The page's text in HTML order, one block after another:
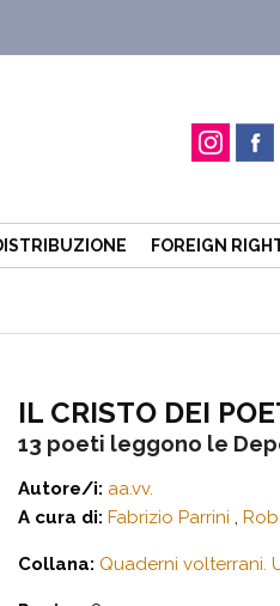
FOREIGN
IL CRISTO DEI
13 poeti leggono le
Autore/i: aa.vv.
A cura di: Fabrizio Parrini ,
Collana: Quaderni volterrani.